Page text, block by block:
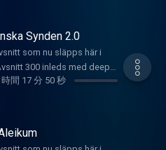
du
armannh
rörelsen. Detta är MGP's
släpps nåt avsnitt gratis
du höra alla gamla avsnitt
kan du göra det för
register/mgp/
på att inte bara sälja
med annat shit först! Sen
kvinnor från att
tycker det är fel
framtiden och en oviss
Diddy att Sverige är ett
vi borde ha lyssnat på
25 år sen. Därefter
the hour som är smockat
att Armann har föst en
foten plus mera saker.
Synden 2.0
som nu släpps här i
300 inleds med deep
av att EU ska
Sen News on the hour
間 17 分 50 秒